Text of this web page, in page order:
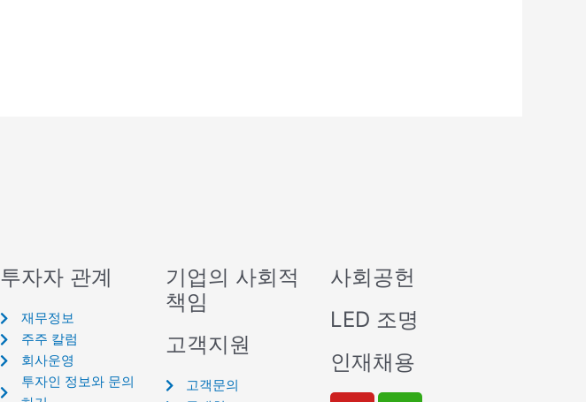
투자자 관계
재무정보
주주 칼럼
회사운영
투자인 정보와 문의
기업의 사회적
책임
고객지원
고객문의
사회공헌
LED 조명
인재채용